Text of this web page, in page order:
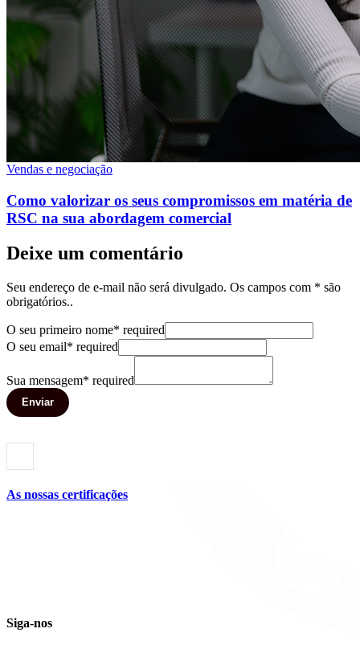
Vendas e negociação
Como valorizar os seus compromissos em matéria de
RSC na sua abordagem comercial
Deixe um comentário
Seu endereço de e-mail não será divulgado. Os campos com * são
obrigatórios..
O seu primeiro nome* required
O seu email* required
Sua mensagem* required
Enviar
As nossas certificações
Siga-nos